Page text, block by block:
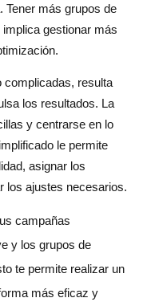
Tener más grupos de
gestionar más
complicadas, resulta
los resultados. La
y centrarse en lo
le permite
asignar los
los ajustes necesarios.
campañas
y los grupos de
te permite realizar un
más eficaz y